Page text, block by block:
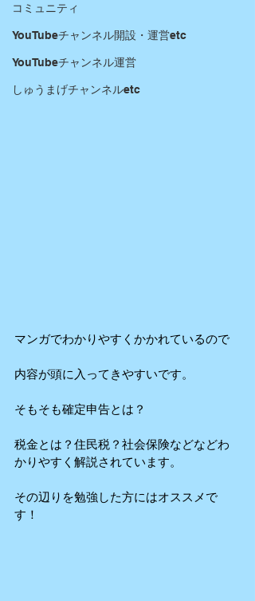
コミュニティ
YouTubeチャンネル開設・運営etc
YouTubeチャンネル運営
しゅうまげチャンネルetc
マンガでわかりやすくかかれているので
内容が頭に入ってきやすいです。
そもそも確定申告とは？
税金とは？住民税？社会保険などなどわ
かりやすく解説されています。
その辺りを勉強した方にはオススメで
す！